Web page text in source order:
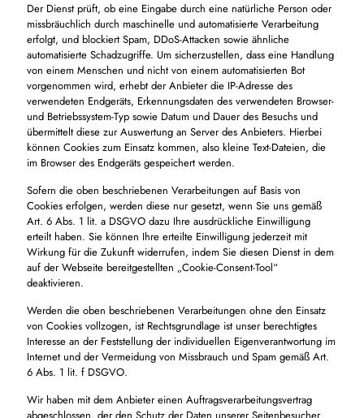
Der Dienst prüft, ob eine Eingabe durch eine natürliche Person oder
missbräuchlich durch maschinelle und automatisierte Verarbeitung
erfolgt, und blockiert Spam, DDoS-Attacken sowie ähnliche
automatisierte Schadzugriffe. Um sicherzustellen, dass eine Handlung
von einem Menschen und nicht von einem automatisierten Bot
vorgenommen wird, erhebt der Anbieter die IP-Adresse des
verwendeten Endgeräts, Erkennungsdaten des verwendeten Browser-
und Betriebssystem-Typ sowie Datum und Dauer des Besuchs und
übermittelt diese zur Auswertung an Server des Anbieters. Hierbei
können Cookies zum Einsatz kommen, also kleine Text-Dateien, die
im Browser des Endgeräts gespeichert werden.
Sofern die oben beschriebenen Verarbeitungen auf Basis von
Cookies erfolgen, werden diese nur gesetzt, wenn Sie uns gemäß
Art. 6 Abs. 1 lit. a DSGVO dazu Ihre ausdrückliche Einwilligung
erteilt haben. Sie können Ihre erteilte Einwilligung jederzeit mit
Wirkung für die Zukunft widerrufen, indem Sie diesen Dienst in dem
auf der Webseite bereitgestellten „Cookie-Consent-Tool“
deaktivieren.
Werden die oben beschriebenen Verarbeitungen ohne den Einsatz
von Cookies vollzogen, ist Rechtsgrundlage ist unser berechtigtes
Interesse an der Feststellung der individuellen Eigenverantwortung im
Internet und der Vermeidung von Missbrauch und Spam gemäß Art.
6 Abs. 1 lit. f DSGVO.
Wir haben mit dem Anbieter einen Auftragsverarbeitungsvertrag